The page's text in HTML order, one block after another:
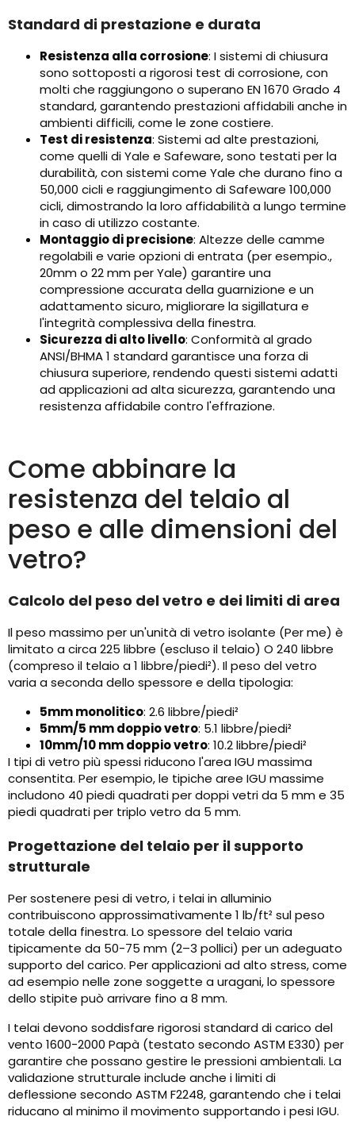
Standard di prestazione e durata
Resistenza alla corrosione: I sistemi di chiusura
sono sottoposti a rigorosi test di corrosione, con
molti che raggiungono o superano EN 1670 Grado 4
standard, garantendo prestazioni affidabili anche in
ambienti difficili, come le zone costiere.
Test di resistenza: Sistemi ad alte prestazioni,
come quelli di Yale e Safeware, sono testati per la
durabilità, con sistemi come Yale che durano fino a
50,000 cicli e raggiungimento di Safeware 100,000
cicli, dimostrando la loro affidabilità a lungo termine
in caso di utilizzo costante.
Montaggio di precisione: Altezze delle camme
regolabili e varie opzioni di entrata (per esempio.,
20mm o 22 mm per Yale) garantire una
compressione accurata della guarnizione e un
adattamento sicuro, migliorare la sigillatura e
l'integrità complessiva della finestra.
Sicurezza di alto livello: Conformità al grado
ANSI/BHMA 1 standard garantisce una forza di
chiusura superiore, rendendo questi sistemi adatti
ad applicazioni ad alta sicurezza, garantendo una
resistenza affidabile contro l'effrazione.
Come abbinare la
resistenza del telaio al
peso e alle dimensioni del
vetro?
Calcolo del peso del vetro e dei limiti di area
Il peso massimo per un'unità di vetro isolante (Per me) è
limitato a circa 225 libbre (escluso il telaio) O 240 libbre
(compreso il telaio a 1 libbre/piedi²). Il peso del vetro
varia a seconda dello spessore e della tipologia:
5mm monolitico: 2.6 libbre/piedi²
5mm/5 mm doppio vetro: 5.1 libbre/piedi²
10mm/10 mm doppio vetro: 10.2 libbre/piedi²
I tipi di vetro più spessi riducono l'area IGU massima
consentita. Per esempio, le tipiche aree IGU massime
includono 40 piedi quadrati per doppi vetri da 5 mm e 35
piedi quadrati per triplo vetro da 5 mm.
Progettazione del telaio per il supporto
strutturale
Per sostenere pesi di vetro, i telai in alluminio
contribuiscono approssimativamente 1 lb/ft² sul peso
totale della finestra. Lo spessore del telaio varia
tipicamente da 50-75 mm (2–3 pollici) per un adeguato
supporto del carico. Per applicazioni ad alto stress, come
ad esempio nelle zone soggette a uragani, lo spessore
dello stipite può arrivare fino a 8 mm.
I telai devono soddisfare rigorosi standard di carico del
vento 1600-2000 Papà (testato secondo ASTM E330) per
garantire che possano gestire le pressioni ambientali. La
validazione strutturale include anche i limiti di
deflessione secondo ASTM F2248, garantendo che i telai
riducano al minimo il movimento supportando i pesi IGU.